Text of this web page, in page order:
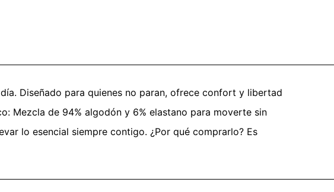
Diseñado para quienes no paran, ofrece confort y libertad
Mezcla de 94% algodón y 6% elastano para moverte sin
lo esencial siempre contigo. ¿Por qué comprarlo? Es